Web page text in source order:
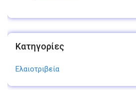
Κατηγορίες
Ελαιοτριβεία